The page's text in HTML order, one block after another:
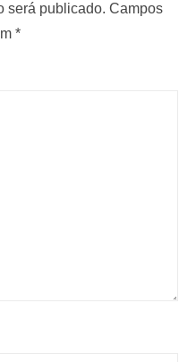
será publicado. Campos
*